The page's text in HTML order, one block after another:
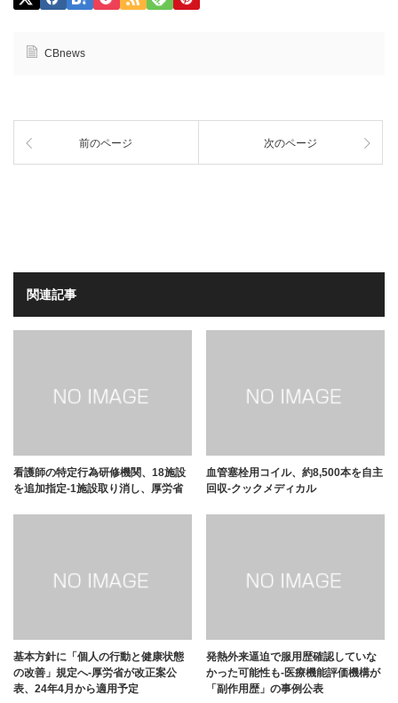
CBnews
前のページ 次のページ
関連記事
看護師の特定行為研修機関、18施設
を追加指定-1施設取り消し、厚労省
血管塞栓用コイル、約8,500本を自主
回収-クックメディカル
基本方針に「個人の行動と健康状態
の改善」規定へ-厚労省が改正案公
表、24年4月から適用予定
発熱外来逼迫で服用歴確認していな
かった可能性も-医療機能評価機構が
「副作用歴」の事例公表